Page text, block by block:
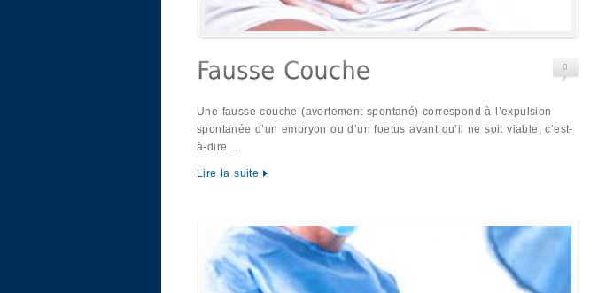
0
Une fausse couche (avortement spontané) correspond à l’expulsion
spontanée d’un embryon ou d’un foetus avant qu’il ne soit viable, c’est-
à-dire …
Lire la suite